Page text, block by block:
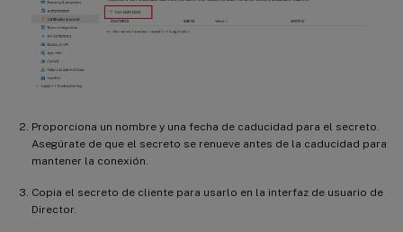
Proporciona un nombre y una fecha de caducidad para el secreto.
Asegúrate de que el secreto se renueve antes de la caducidad para
mantener la conexión.
Copia el secreto de cliente para usarlo en la interfaz de usuario de
Director.